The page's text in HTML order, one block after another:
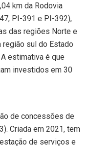
km da Rodovia
PI-391 e PI-392),
das regiões Norte e
sul do Estado
estimativa é que
investidos em 30
de concessões de
Criada em 2021, tem
de serviços e